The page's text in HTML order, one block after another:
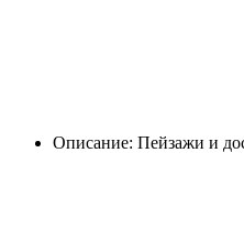
Описание: Пейзажи и